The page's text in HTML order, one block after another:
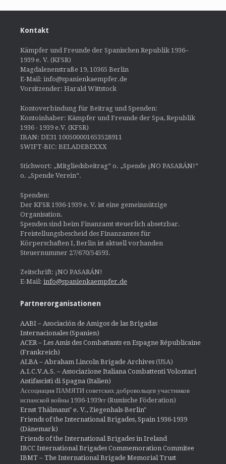
Kontakt
Kämpfer und Freunde der Spanischen Republik 1936–
1939 e. V. (KFSR)
Magdalenenstraße 19, 10365 Berlin
E-Mail: info@spanienkaempfer.de
Vorsitzender: Harald Wittstock
Kontoverbindung für Beitrag und Spenden:
Kontoinhaber: Kämpfer und Freunde der Spa, Republik
1936 - 1939 e.V. (KFSR)
IBAN: DE31 100500001653528911
SWIFT-BIC: BELADEBEXXX
Stichwort: „Mitgliedsbeitrag“ o. „Spende ¡NO PASARÁN!“
o. „Spende Verein“.
Spenden:
Der KFSR 1936-1939 e. V. ist eine gemeinnützige
Organisation.
Spenden sind beim Finanzamt steuerlich absetzbar.
Freistellungsbescheid des Finanzamtes für
Körperschaften I, Berlin ist aktuell vorhanden
Steuernummer 27/670/54593.
Zeitschrift: ¡NO PASARÁN!
E-Mail: info@spanienkaempfer.de
Partnerorganisationen
AABI – Asociación de Amigos de las Brigadas
Internacionales (Spanien)
ACER – Les Amis des Combattants en Espagne Républicaine
(Frankreich)
ALBA – Abraham Lincoln Brigade Archives (USA)
A.I.C.V.A.S. – Associazione Italiana Combattenti Volontari
Antifascisti di Spagna (Italien)
Ассоциация ПАМЯТИ советских добровольцев участников
испанской войны 1936-1939гг (Russische Föderation)
Ernst Thälmann" e. V., Ziegenhals-Berlin"
Friends of the International Brigades, Spain 1936-1939
(Dänemark)
Friends of the International Brigades in Ireland
IBCC International Brigades Commemoration Commitee
IBMT – The International Brigade Memorial Trust